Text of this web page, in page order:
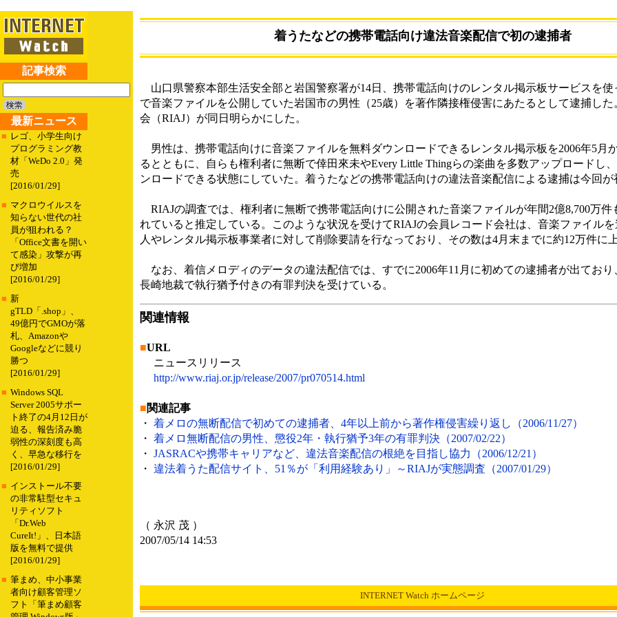
記事検索
最新ニュース
■ レゴ、小学生向け
プログラミング教
材「WeDo 2.0」発
売
[2016/01/29]
■ マクロウイルスを
知らない世代の社
員が狙われる？
「Office文書を開い
て感染」攻撃が再
び増加
[2016/01/29]
■ 新
gTLD「.shop」、
49億円でGMOが落
札、Amazonや
Googleなどに競り
勝つ
[2016/01/29]
■ Windows SQL
Server 2005サポー
ト終了の4月12日が
迫る、報告済み脆
弱性の深刻度も高
く、早急な移行を
[2016/01/29]
■ インストール不要
の非常駐型セキュ
リティソフト
「Dr.Web
CureIt!」、日本語
版を無料で提供
[2016/01/29]
■ 筆まめ、中小事業
者向け顧客管理ソ
フト「筆まめ顧客
着うたなどの携帯電話向け違法音楽配信で初の逮捕者
山口県警察本部生活安全部と岩国警察署が14日、携帯電話向けのレンタル掲示板サービスを使
で音楽ファイルを公開していた岩国市の男性（25歳）を著作隣接権侵害にあたるとして逮捕し
会（RIAJ）が同日明らかにした。
男性は、携帯電話向けに音楽ファイルを無料ダウンロードできるレンタル掲示板を2006年5月
るとともに、自らも権利者に無断で倖田來未やEvery Little Thingらの楽曲を多数アップロードし
ンロードできる状態にしていた。着うたなどの携帯電話向けの違法音楽配信による逮捕は今回が
RIAJの調査では、権利者に無断で携帯電話向けに公開された音楽ファイルが年間2億8,700万件
れていると推定している。このような状況を受けてRIAJの会員レコード会社は、音楽ファイル
人やレンタル掲示板事業者に対して削除要請を行なっており、その数は4月末までに約12万件に
なお、着信メロディのデータの違法配信では、すでに2006年11月に初めての逮捕者が出ており
長崎地裁で執行猶予付きの有罪判決を受けている。
関連情報
■URL
ニュースリリース
http://www.riaj.or.jp/release/2007/pr070514.html
■関連記事
・ 着メロの無断配信で初めての逮捕者、4年以上前から著作権侵害繰り返し（2006/11/27）
・ 着メロ無断配信の男性、懲役2年・執行猶予3年の有罪判決（2007/02/22）
・ JASRACや携帯キャリアなど、違法音楽配信の根絶を目指し協力（2006/12/21）
・ 違法着うた配信サイト、51％が「利用経験あり」～RIAJが実態調査（2007/01/29）
（ 永沢 茂 ）
2007/05/14 14:53
INTERNET Watch ホームページ